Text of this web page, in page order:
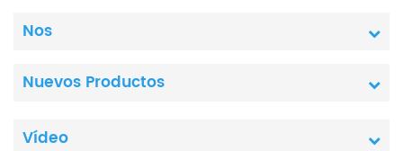
Nos
Nuevos Productos
Vídeo